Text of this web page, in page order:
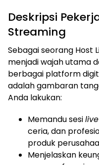
Deskripsi
Streaming
Sebagai seorang Host
menjadi wajah utama
berbagai platform
adalah gambaran
Anda lakukan:
Memandu sesi
ceria, dan
produk
Menjelaskan